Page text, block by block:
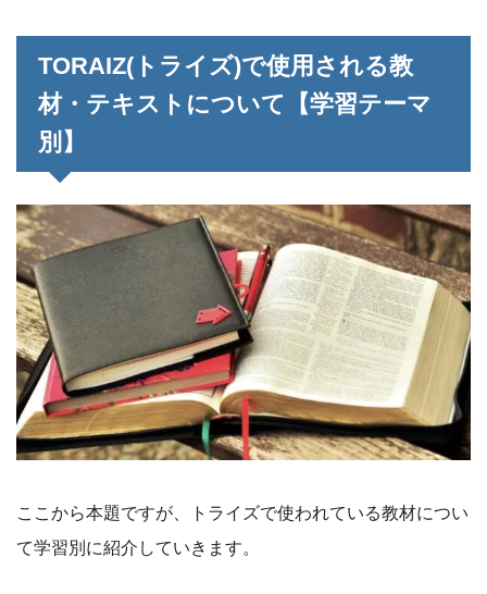
TORAIZ(トライズ)で使用される教
材・テキストについて【学習テーマ
別】
ここから本題ですが、トライズで使われている教材につい
て学習別に紹介していきます。